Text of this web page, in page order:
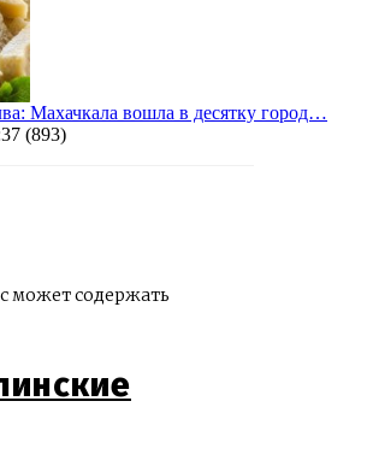
Махачкала вошла в десятку город…
(893)
может содержать